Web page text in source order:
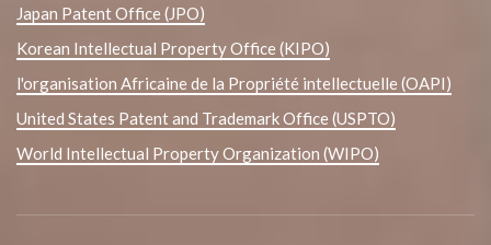
Japan Patent Office (JPO)
Korean Intellectual Property Office (KIPO)
l'organisation Africaine de la Propriété intellectuelle (OAPI)
United States Patent and Trademark Office (USPTO)
World Intellectual Property Organization (WIPO)